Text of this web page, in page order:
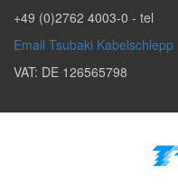
+49 (0)2762 4003-0 - tel
Email Tsubaki Kabelschlepp
VAT: DE 126565798